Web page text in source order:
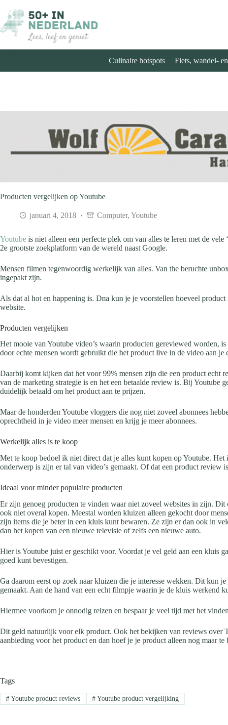
naar
de
inhoud
Culinaire hotspots Fiets, wandel-
Producten vergelijken op Youtube
januari 4, 2018 Computer, Youtube
Youtube is niet alleen een perfecte plek om van alles te leren met de
2e grootste zoekplatform van de wereld naast Google.
Mensen filmen tegenwoordig werkelijk van alles. Van the beruchte
ingepakt zijn.
Als dat al hot en happening is. Dna kun je je voorstellen hoeveel
website.
Producten vergelijken
Het mooie van Youtube video’s waarin producten gereviewed worden,
door echte mensen wordt gebruikt die het product live in de video aan je
Daarbij komt kijken dat het voor 99% mensen zijn die een product echt
van de marketing strategie is en het een betaalde review is. Bij Youtube
duidelijk betaald om het product aan te prijzen.
Maar de honderden Youtube vloggers die nog niet zoveel abonnees
oprechtheid in je video meer mensen en krijg je meer abonnees.
Werkelijk alles is te koop
Met te koop bedoel ik niet direct dat je alles kunt kopen op Youtube.
onderwerp is zijn er tal van video’s gemaakt. Of dat een product
Ideaal voor minder populaire producten
Er zijn genoeg producten te vinden waar niet zoveel websites in zijn.
ook niet overal kopen. Meestal worden kluizen alleen gekocht door
zijn items die je beter in een kluis kunt bewaren. Ze zijn er dan ook in
dan het kopen van een nieuwe televisie of zelfs een nieuwe auto.
Hier is Youtube juist er geschikt voor. Voordat je vel geld aan een
goed kunt bevestigen.
Ga daarom eerst op zoek naar kluizen die je interesse wekken. Dit kun je
gemaakt. Aan de hand van een echt filmpje waarin je de kluis werkend
Hiermee voorkom je onnodig reizen en bespaar je veel tijd met het
Dit geld natuurlijk voor elk product. Ook het bekijken van reviews over
aanbieding voor het product en dan hoef je je product alleen nog maar
Tags
#Youtube product reviews #Youtube product vergelijking